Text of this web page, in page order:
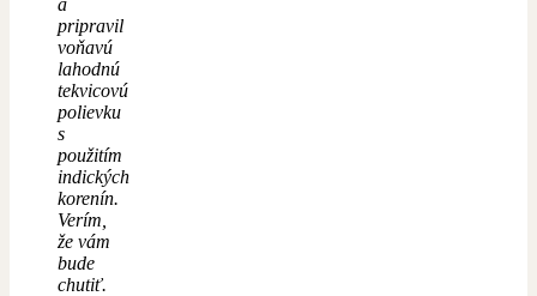
pripravil
voňavú
lahodnú
tekvicovú
polievku
s
použitím
indických
korenín.
Verím,
že vám
bude
chutiť.